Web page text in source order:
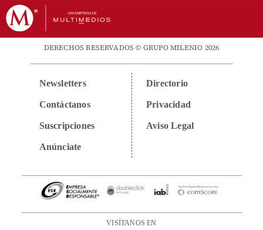
DERECHOS RESERVADOS © GRUPO MILENIO 2026
Newsletters
Contáctanos
Suscripciones
Anúnciate
Directorio
Privacidad
Aviso Legal
VISÍTANOS EN